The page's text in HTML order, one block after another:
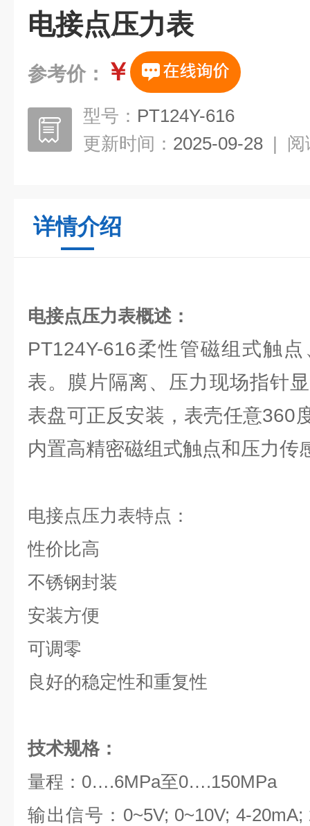
电接点压力表
参考价： ￥
型号： PT124Y-616
更新时间： 2025-09-28 | 阅
详情介绍
电接点压力表概述：
PT124Y-616柔性管磁组式触
表。膜片隔离、压力现场指针
表盘可正反安装，表壳任意360
内置高精密磁组式触点和压力传
电接点压力表特点：
性价比高
不锈钢封装
安装方便
可调零
良好的稳定性和重复性
技术规格：
量程：0….6MPa至0….150MPa
输出信号：0~5V; 0~10V; 4-20mA;